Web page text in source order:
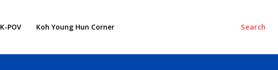
K-POV Koh Young Hun Corner Search